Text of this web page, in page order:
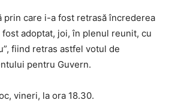
prin care i-a fost retrasă încrederea
fost adoptat, joi, în plenul reunit, cu
fiind retras astfel votul de
pentru Guvern.
vineri, la ora 18.30.